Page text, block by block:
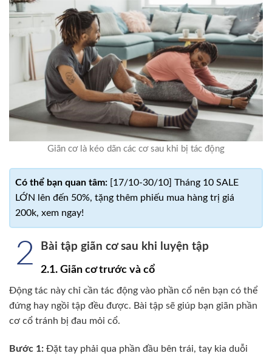
Giãn cơ là kéo dãn các cơ sau khi bị tác động
[17/10-30/10] Tháng 10 SALE
LỚN lên đến 50%, tặng thêm phiếu mua hàng trị giá
200k, xem ngay!
2 Bài tập giãn cơ sau khi luyện tập
2.1. Giãn cơ trước và cổ
Động tác này chỉ cần tác động vào phần cổ nên bạn có thể
đứng hay ngồi tập đều được. Bài tập sẽ giúp bạn giãn phần
cơ cổ tránh bị đau mỏi cổ.
Bước 1: Đặt tay phải qua phần đầu bên trái, tay kia duỗi